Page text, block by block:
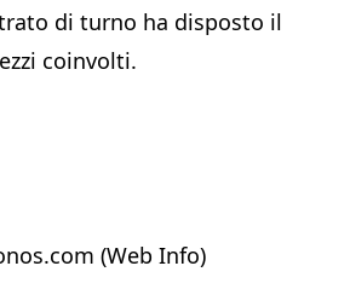
di turno ha disposto il
coinvolti.
(Web Info)